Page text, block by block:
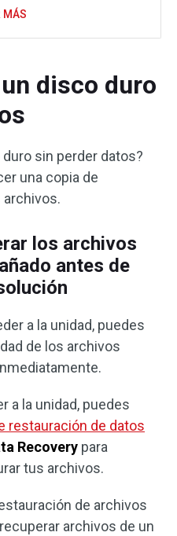
MÁS
disco duro
sin perder datos?
una copia de
archivos.
los archivos
antes de
a la unidad, puedes
de los archivos
a la unidad, puedes
restauración de datos
Recovery para
tus archivos.
de archivos
archivos de un